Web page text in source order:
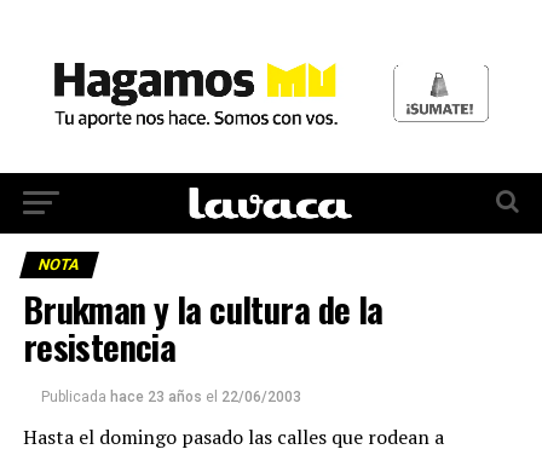
NOTA
Brukman y la cultura de la
resistencia
Publicada hace 23 años el 22/06/2003
Hasta el domingo pasado las calles que rodean a